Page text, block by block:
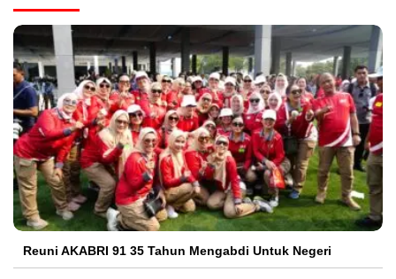
Reuni AKABRI 91 35 Tahun Mengabdi Untuk Negeri